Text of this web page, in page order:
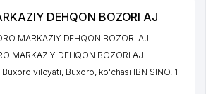
DEHQON BOZORI AJ
MARKAZIY DEHQON BOZORI AJ
MARKAZIY DEHQON BOZORI AJ
Buxoro viloyati Buxoro ko'chasi IBN SINO, 1